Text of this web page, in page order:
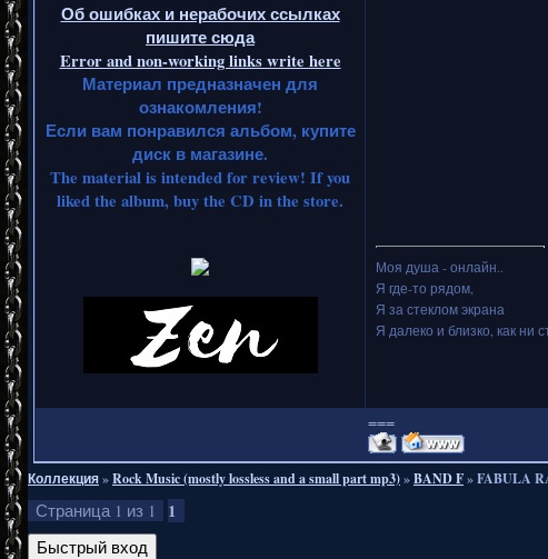
Об ошибках и нерабочих ссылках
пишите сюда
Error and non-working links write here
Материал предназначен для
ознакомления!
Если вам понравился альбом, купите
диск в магазине.
The material is intended for review! If you
liked the album, buy the CD in the store.
Моя душа - онлайн..
Я где-то рядом,
Я за стеклом экрана
Я далеко и близко, как ни
===
Коллекция»Rock Music (mostly lossless and a small part mp3)»BAND F»FABULA
Страница 1 из 1 1